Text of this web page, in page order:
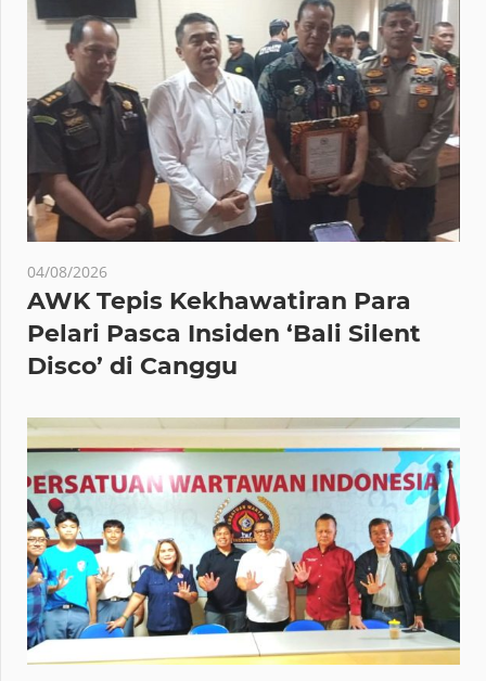
04/08/2026
AWK Tepis Kekhawatiran Para
Pelari Pasca Insiden ‘Bali Silent
Disco’ di Canggu